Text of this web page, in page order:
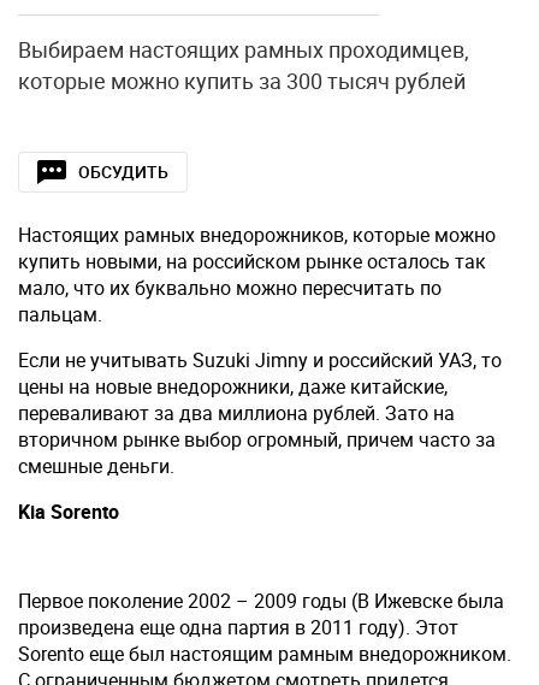
Выбираем настоящих рамных проходимцев,
которые можно купить за 300 тысяч рублей
ОБСУДИТЬ
Настоящих рамных внедорожников, которые можно
купить новыми, на российском рынке осталось так
мало, что их буквально можно пересчитать по
пальцам.
Если не учитывать Suzuki Jimny и российский УАЗ, то
цены на новые внедорожники, даже китайские,
переваливают за два миллиона рублей. Зато на
вторичном рынке выбор огромный, причем часто за
смешные деньги.
Kia Sorento
Первое поколение 2002 – 2009 годы (В Ижевске была
произведена еще одна партия в 2011 году). Этот
Sorento еще был настоящим рамным внедорожником.